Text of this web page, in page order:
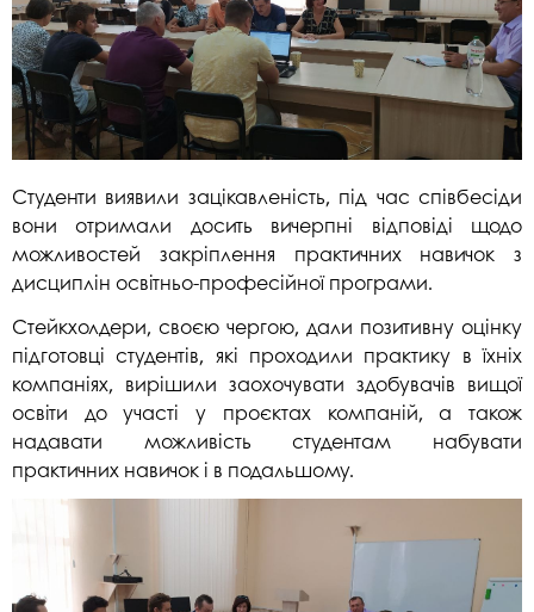
Студенти виявили зацікавленість, під час співбесіди
вони отримали досить вичерпні відповіді щодо
можливостей закріплення практичних навичок з
дисциплін освітньо-професійної програми.
Стейкхолдери, своєю чергою, дали позитивну оцінку
підготовці студентів, які проходили практику в їхніх
компаніях, вирішили заохочувати здобувачів вищої
освіти до участі у проєктах компаній, а також
надавати можливість студентам набувати
практичних навичок і в подальшому.